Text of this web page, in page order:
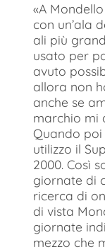
«A
con un’ala
ali più
usato per
avuto
allora non
anche se
marchio mi
Quando
utilizzo il
2000. Così
giornate di
ricerca di
di vista
giornate
mezzo che